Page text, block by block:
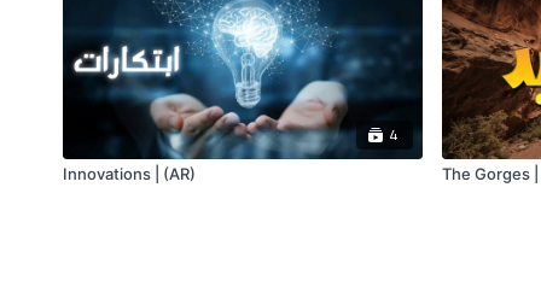
4
Innovations | (AR) The Gorges |